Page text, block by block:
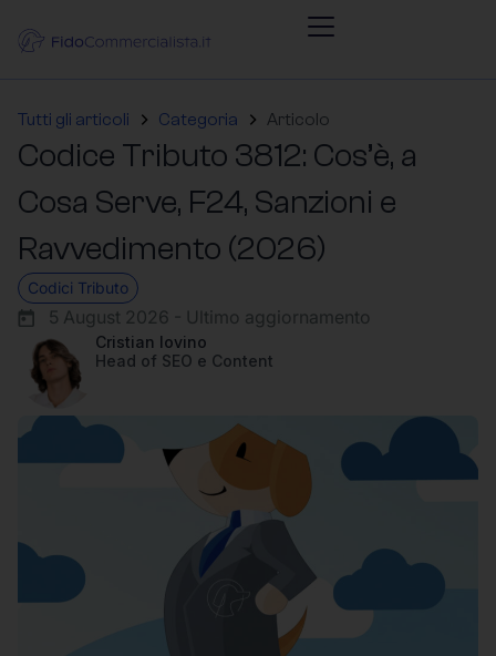
Tutti gli articoli Categoria Articolo
Codice Tributo 3812: Cos’è, a
Cosa Serve, F24, Sanzioni e
Ravvedimento (2026)
Codici Tributo
5 August 2026 - Ultimo aggiornamento
Cristian Iovino
Head of SEO e Content